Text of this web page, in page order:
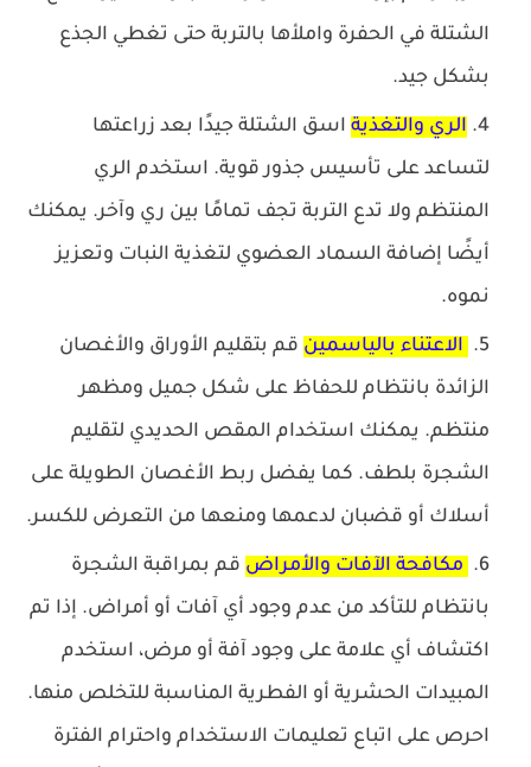
الشتلة في الحفرة واملأها بالتربة حتى تغطي الجذع
بشكل جيد.
الري والتغذية اسق الشتلة جيدًا بعد زراعتها
لتساعد على تأسيس جذور قوية. استخدم الري
المنتظم ولا تدع التربة تجف تمامًا بين ري وآخر. يمكنك
أيضًا إضافة السماد العضوي لتغذية النبات وتعزيز
نموه.
الاعتناء بالياسمين قم بتقليم الأوراق والأغصان
الزائدة بانتظام للحفاظ على شكل جميل ومظهر
منتظم. يمكنك استخدام المقص الحديدي لتقليم
الشجرة بلطف. كما يفضل ربط الأغصان الطويلة على
أسلاك أو قضبان لدعمها ومنعها من التعرض للكسر.
مكافحة الآفات والأمراض قم بمراقبة الشجرة
بانتظام للتأكد من عدم وجود أي آفات أو أمراض. إذا تم
اكتشاف أي علامة على وجود آفة أو مرض، استخدم
المبيدات الحشرية أو الفطرية المناسبة للتخلص منها.
احرص على اتباع تعليمات الاستخدام واحترام الفترة